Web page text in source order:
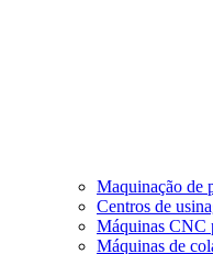
Maquinação de
Centros de
Máquinas CNC
Máquinas de